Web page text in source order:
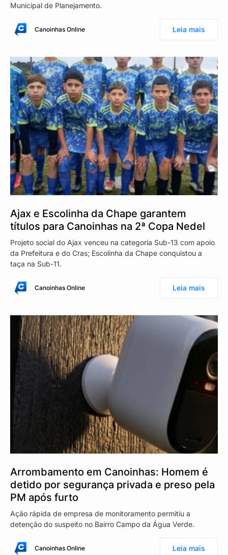
Municipal de Planejamento.
Canoinhas Online Leia mais
Ajax e Escolinha da Chape garantem
títulos para Canoinhas na 2ª Copa Nedel
Projeto social do Ajax venceu na categoria Sub-13 com apoio
da Prefeitura e do Cras; Escolinha da Chape conquistou a
taça na Sub-11.
Canoinhas Online Leia mais
Arrombamento em Canoinhas: Homem é
detido por segurança privada e preso pela
PM após furto
Ação rápida de empresa de monitoramento permitiu a
detenção do suspeito no Bairro Campo da Água Verde.
Canoinhas Online Leia mais